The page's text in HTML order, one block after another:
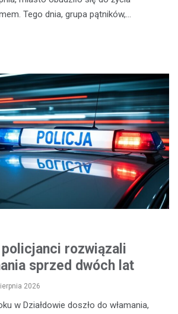
Tego dnia, grupa pątników,…
policjanci rozwiązali
sprzed dwóch lat
2026
w Działdowie doszło do włamania,